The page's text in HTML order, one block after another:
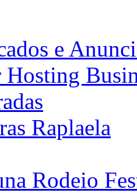
e
Hosting
Raplaela
Rodeio